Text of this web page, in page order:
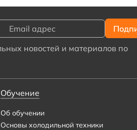
новостей и материалов по
Обучение
Об обучении
Основы холодильной техники